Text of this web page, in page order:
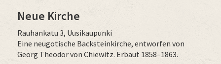
Neue Kirche
Rauhankatu 3, Uusikaupunki
Eine neugotische Backsteinkirche, entworfen von
Georg Theodor von Chiewitz. Erbaut 1858–1863.